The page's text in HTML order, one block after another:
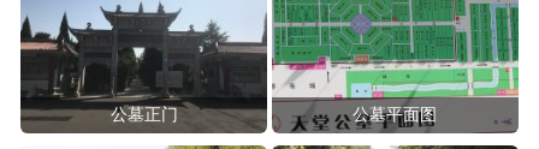
公墓正门 公墓平面图